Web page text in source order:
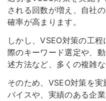
される回数が増え、自社
確率が高まります。
しかし、VSEO対策の工
際のキーワード選定や、
述方法など、多くの複雑な
そのため、VSEO対策を
バイスや、実績のある企